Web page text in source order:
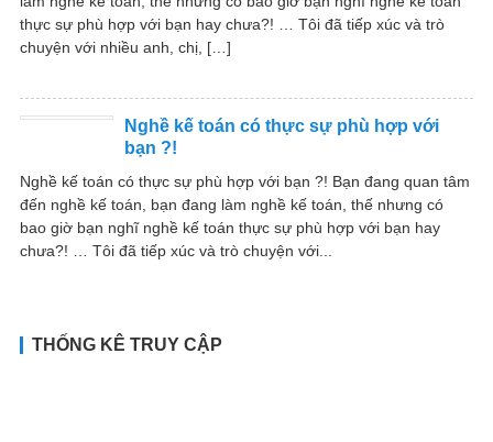
thực sự phù hợp với bạn hay chưa?! … Tôi đã tiếp xúc và trò
chuyện với nhiều anh, chị, […]
Nghề kế toán có thực sự phù hợp với
bạn ?!
Nghề kế toán có thực sự phù hợp với bạn ?! Bạn đang quan tâm
đến nghề kế toán, bạn đang làm nghề kế toán, thế nhưng có
bao giờ bạn nghĩ nghề kế toán thực sự phù hợp với bạn hay
chưa?! … Tôi đã tiếp xúc và trò chuyện với...
THỐNG KÊ TRUY CẬP